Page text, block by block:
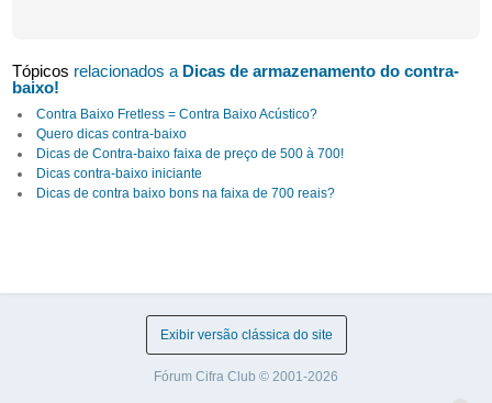
Tópicos relacionados a Dicas de armazenamento do contra-
baixo!
Contra Baixo Fretless = Contra Baixo Acústico?
Quero dicas contra-baixo
Dicas de Contra-baixo faixa de preço de 500 à 700!
Dicas contra-baixo iniciante
Dicas de contra baixo bons na faixa de 700 reais?
Exibir versão clássica do site
Fórum Cifra Club © 2001-2026